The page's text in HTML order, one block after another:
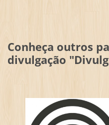
Conheça outros
divulgação